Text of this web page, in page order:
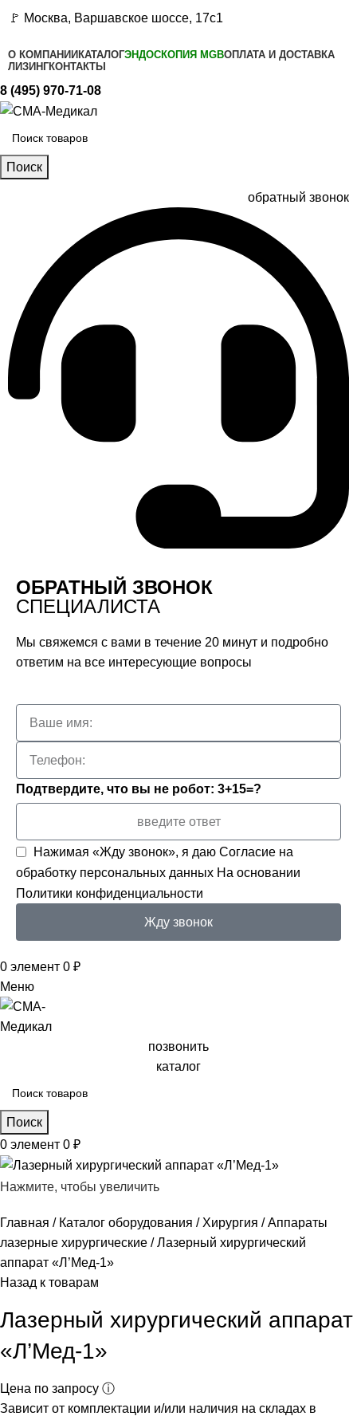
🚩 Москва, Варшавское шоссе, 17с1
О КОМПАНИИ КАТАЛОГЭНДОСКОПИЯ MGBОПЛАТА И ДОСТАВКА
ЛИЗИНГКОНТАКТЫ
8 (495) 970-71-08
Поиск
обратный звонок
ОБРАТНЫЙ ЗВОНОК
СПЕЦИАЛИСТА
Мы свяжемся с вами в течение 20 минут и подробно
ответим на все интересующие вопросы
Подтвердите, что вы не робот: 3+15=?
Нажимая «Жду звонок», я даю Согласие на
обработку персональных данных На основании
Политики конфиденциальности
Жду звонок
0 элемент 0 ₽
Меню
позвонить
каталог
Поиск
0 элемент 0 ₽
Нажмите, чтобы увеличить
Главная Каталог оборудования Хирургия
Аппараты
лазерные хирургические
Лазерный хирургический
аппарат «Л’Мед-1»
Назад к товарам
Лазерный хирургический аппарат
«Л’Мед-1»
Цена по запросу ⓘ
Зависит от комплектации и/или наличия на складах в